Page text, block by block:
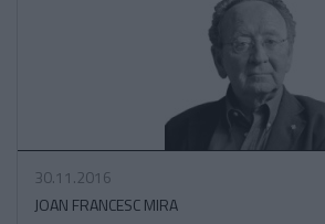
30.11.2016
JOAN FRANCESC MIRA